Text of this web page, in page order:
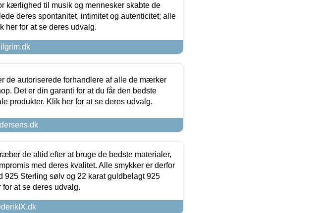
kærlighed til musik og mennesker skabte de
deres spontanitet, intimitet og autenticitet; alle
her for at se deres udvalg.
de autoriserede forhandlere af alle de mærker
Det er din garanti for at du får den bedste
produkter. Klik her for at se deres udvalg.
de altid efter at bruge de bedste materialer,
med deres kvalitet. Alle smykker er derfor
925 Sterling sølv og 22 karat guldbelagt 925
at se deres udvalg.